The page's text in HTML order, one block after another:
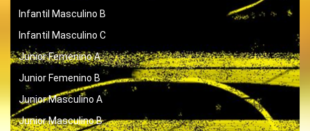
Infantil Masculino B
Infantil Masculino C
Junior Femenino A
Junior Femenino B
Junior Masculino A
Junior Masculino B